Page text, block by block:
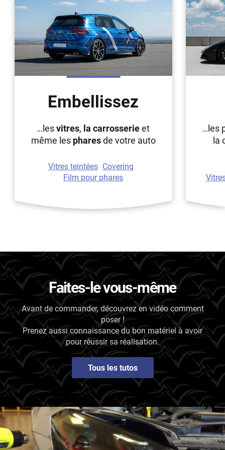
Lancia
Land Rover
Ldv
Lexus
Livan
Lucid
Maybach
Mercedes-Benz
Mercury
MicroCar
Mini
Mitsubishi
Nissan
Oldsmobile
Omoda
Opel
De très bonne qualité, au top. Je recommande 👍
Il y a 15 jours
Embellissez
…lesvitres, la carrosserieet
même les pharesde votre auto
Vitres teintées Covering
Film pour phares
…les
la
Faites-le vous-même
Avant de commander, découvrez en vidéo comment
poser !
Prenez aussi connaissance du bon matériel à avoir
pour réussir sa réalisation.
Tous les tutos